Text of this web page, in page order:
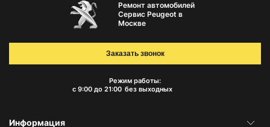
Ремонт автомобилей
Сервис Peugeot в
Москве
Режим работы:
с 9:00 до 21:00 без выходных
Заказать звонок
Информация